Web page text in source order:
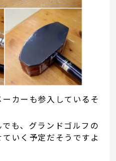
カーも参入しているそ
も、グランドゴルフの
いく予定だそうですよ